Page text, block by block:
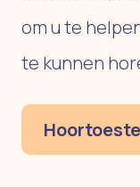
om u te
te kunnen